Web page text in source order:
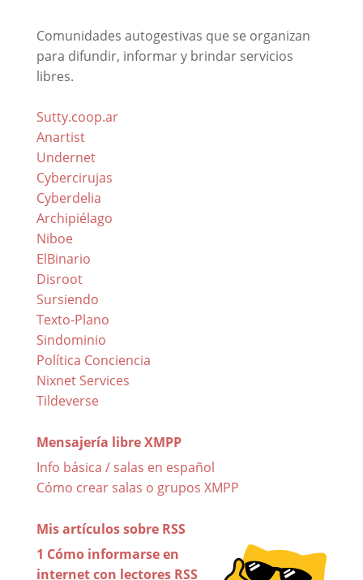
Comunidades autogestivas que se organizan
para difundir, informar y brindar servicios
libres.
Sutty.coop.ar
Anartist
Undernet
Cybercirujas
Cyberdelia
Archipiélago
Niboe
ElBinario
Disroot
Sursiendo
Texto-Plano
Sindominio
Política Conciencia
Nixnet Services
Tildeverse
Mensajería libre XMPP
Info básica / salas en español
Cómo crear salas o grupos XMPP
Mis artículos sobre RSS
1 Cómo informarse en
internet con lectores RSS